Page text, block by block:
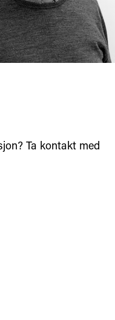
Ta kontakt med